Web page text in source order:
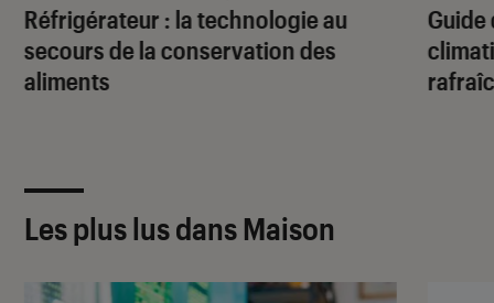
Réfrigérateur : la technologie au
secours de la conservation des
aliments
Guide
Les plus lus dans Maison